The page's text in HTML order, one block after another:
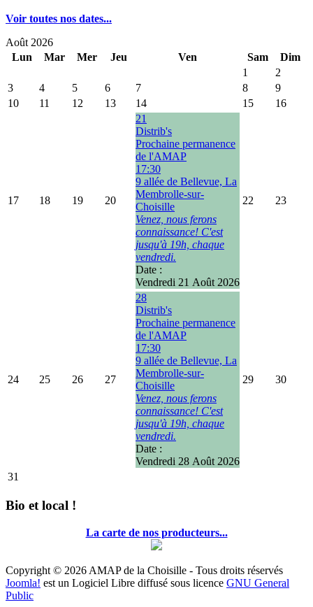
Voir toutes nos dates...
Août 2026
Lun
Mar Mer Jeu Ven Sam
Dim
1
2
3
4 5 6 7 8
9
10
11 12 13 14 15 16
17 18 19 20
21
Distrib's
Prochaine permanence
de l'AMAP
17:30
9 allée de Bellevue, La
Membrolle-sur-
Choisille
Venez, nous ferons
connaissance! C'est
jusqu'à 19h, chaque
vendredi.
Date :
Vendredi 21 Août 2026
22 23
24 25 26 27
28
Distrib's
Prochaine permanence
de l'AMAP
17:30
9 allée de Bellevue, La
Membrolle-sur-
Choisille
Venez, nous ferons
connaissance! C'est
jusqu'à 19h, chaque
vendredi.
Date :
Vendredi 28 Août 2026
29 30
31
Bio et local !
La carte de nos producteurs...
Copyright © 2026 AMAP de la Choisille - Tous droits réservés
Joomla! est un Logiciel Libre diffusé sous licence GNU General
Public